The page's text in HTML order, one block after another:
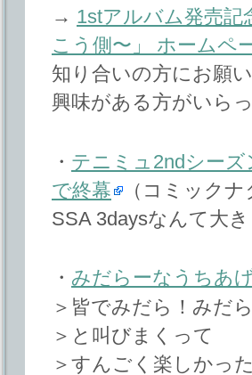
→ 1stアルバム発売記
こう側〜」 ホームペ
知り合いの方にお願
興味がある方がいら
・ テニミュ2ndシー
で終幕
（コミックナ
SSA 3daysなんて大
・ みだらーなうちあ
＞皆でみだら！みだ
＞と叫びまくって
＞すんごく楽しかっ